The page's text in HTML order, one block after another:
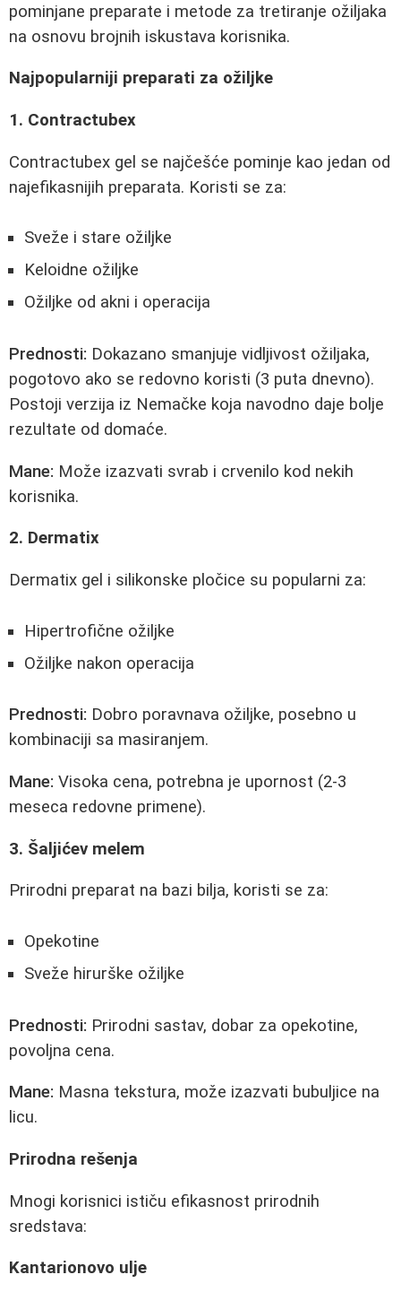
pominjane preparate i metode za tretiranje ožiljaka
na osnovu brojnih iskustava korisnika.
Najpopularniji preparati za ožiljke
1. Contractubex
Contractubex gel se najčešće pominje kao jedan od
najefikasnijih preparata. Koristi se za:
Sveže i stare ožiljke
Keloidne ožiljke
Ožiljke od akni i operacija
Prednosti: Dokazano smanjuje vidljivost ožiljaka,
pogotovo ako se redovno koristi (3 puta dnevno).
Postoji verzija iz Nemačke koja navodno daje bolje
rezultate od domaće.
Mane: Može izazvati svrab i crvenilo kod nekih
korisnika.
2. Dermatix
Dermatix gel i silikonske pločice su popularni za:
Hipertrofične ožiljke
Ožiljke nakon operacija
Prednosti: Dobro poravnava ožiljke, posebno u
kombinaciji sa masiranjem.
Mane: Visoka cena, potrebna je upornost (2-3
meseca redovne primene).
3. Šaljićev melem
Prirodni preparat na bazi bilja, koristi se za:
Opekotine
Sveže hirurške ožiljke
Prednosti: Prirodni sastav, dobar za opekotine,
povoljna cena.
Mane: Masna tekstura, može izazvati bubuljice na
licu.
Prirodna rešenja
Mnogi korisnici ističu efikasnost prirodnih
sredstava:
Kantarionovo ulje